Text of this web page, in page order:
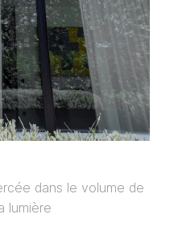
dans le volume de
lumière